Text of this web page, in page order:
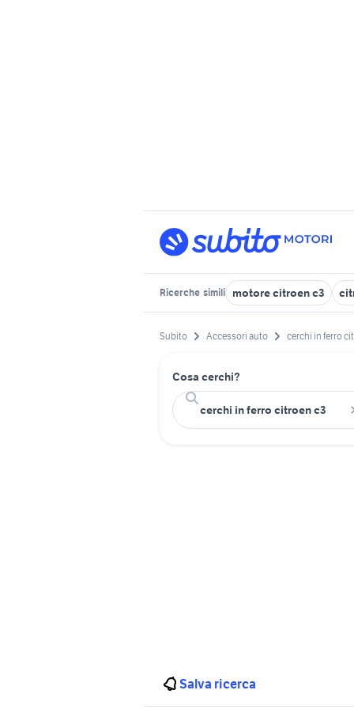
Ricerche simili motore citroen c3
Subito Accessori auto cerchi in ferro
Cosa cerchi?
Salva ricerca